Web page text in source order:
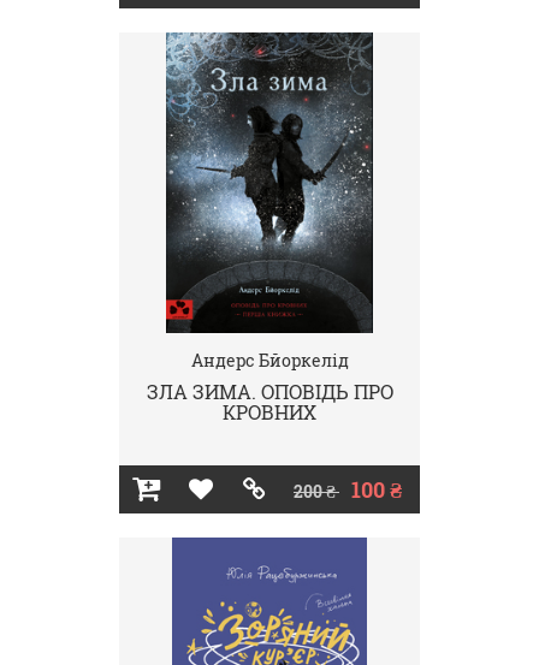
Андерс Бйоркелід
ЗЛА ЗИМА. ОПОВІДЬ ПРО
КРОВНИХ
200 ₴ 100 ₴